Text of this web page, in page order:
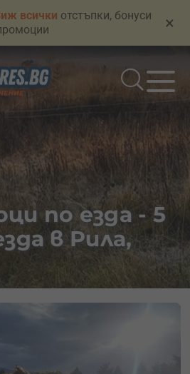
всички отстъпки, бонуси
×
по езда - 5
в Рила,